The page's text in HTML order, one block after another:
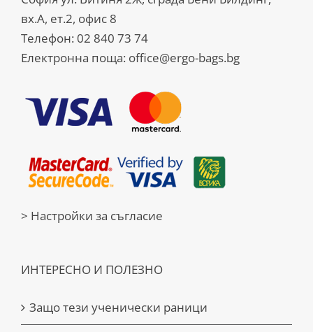
вх.А, ет.2, офис 8
Телефон: 02 840 73 74
Електронна поща: office@ergo-bags.bg
> Настройки за съгласие
ИНТЕРЕСНО И ПОЛЕЗНО
Защо тези ученически раници